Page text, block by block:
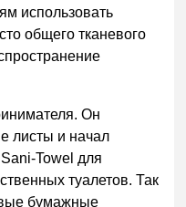
использовать
общего тканевого
Он
листы и начал
Towel для
туалетов. Так
бумажные